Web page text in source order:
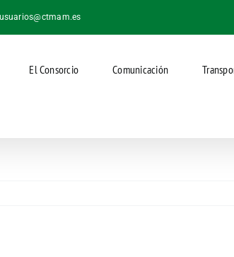
usuarios@ctmam.es
El Consorcio Comunicación